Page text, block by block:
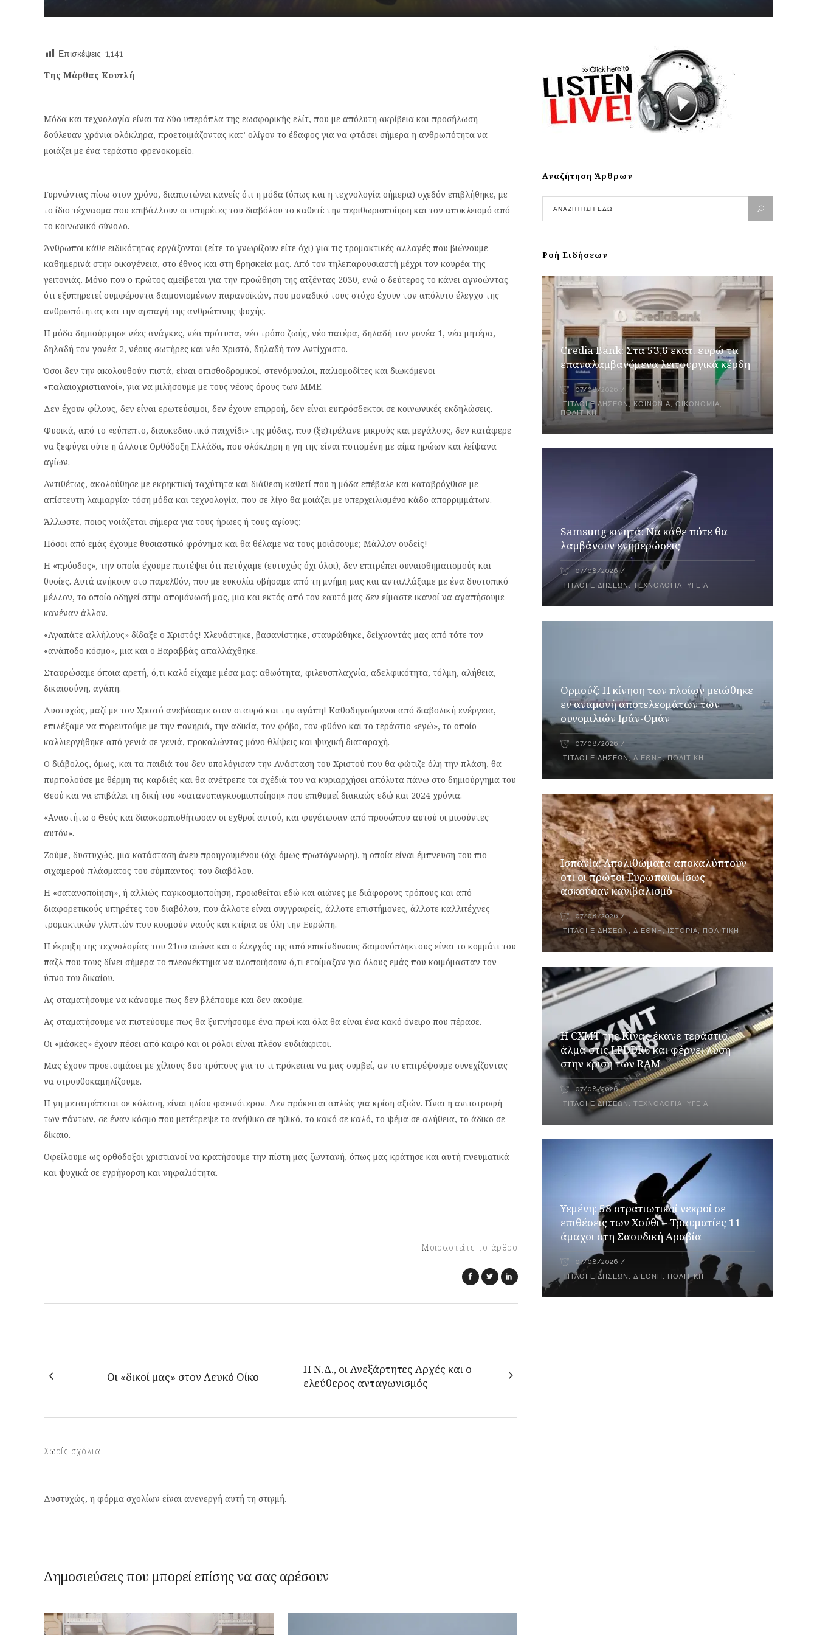
Επισκέψεις: 1,141
Της Μάρθας Κουτλή
Μόδα και τεχνολογία είναι τα δύο υπερόπλα της εωσφορικής ελίτ, που με απόλυτη ακρίβεια και προσήλωση
δούλευαν χρόνια ολόκληρα, προετοιμάζοντας κατ’ ολίγον το έδαφος για να φτάσει σήμερα η ανθρωπότητα να
μοιάζει με ένα τεράστιο φρενοκομείο.
Γυρνώντας πίσω στον χρόνο, διαπιστώνει κανείς ότι η μόδα (όπως και η τεχνολογία σήμερα) σχεδόν επιβλήθηκε, με
το ίδιο τέχνασμα που επιβάλλουν οι υπηρέτες του διαβόλου το καθετί: την περιθωριοποίηση και τον αποκλεισμό από
το κοινωνικό σύνολο.
Άνθρωποι κάθε ειδικότητας εργάζονται (είτε το γνωρίζουν είτε όχι) για τις τρομακτικές αλλαγές που βιώνουμε
καθημερινά στην οικογένεια, στο έθνος και στη θρησκεία μας. Από τον τηλεπαρουσιαστή μέχρι τον κουρέα της
γειτονιάς. Μόνο που ο πρώτος αμείβεται για την προώθηση της ατζέντας 2030, ενώ ο δεύτερος το κάνει αγνοώντας
ότι εξυπηρετεί συμφέροντα δαιμονισμένων παρανοϊκών, που μοναδικό τους στόχο έχουν τον απόλυτο έλεγχο της
ανθρωπότητας και την αρπαγή της ανθρώπινης ψυχής.
Η μόδα δημιούργησε νέες ανάγκες, νέα πρότυπα, νέο τρόπο ζωής, νέο πατέρα, δηλαδή τον γονέα 1, νέα μητέρα,
δηλαδή τον γονέα 2, νέους σωτήρες και νέο Χριστό, δηλαδή τον Αντίχριστο.
Όσοι δεν την ακολουθούν πιστά, είναι οπισθοδρομικοί, στενόμυαλοι, παλιομοδίτες και διωκόμενοι
«παλαιοχριστιανοί», για να μιλήσουμε με τους νέους όρους των ΜΜΕ.
Δεν έχουν φίλους, δεν είναι ερωτεύσιμοι, δεν έχουν επιρροή, δεν είναι ευπρόσδεκτοι σε κοινωνικές εκδηλώσεις.
Φυσικά, από το «εύπεπτο, διασκεδαστικό παιχνίδι» της μόδας, που (ξε)τρέλανε μικρούς και μεγάλους, δεν κατάφερε
να ξεφύγει ούτε η άλλοτε Ορθόδοξη Ελλάδα, που ολόκληρη η γη της είναι ποτισμένη με αίμα ηρώων και λείψανα
αγίων.
Αντιθέτως, ακολούθησε με εκρηκτική ταχύτητα και διάθεση καθετί που η μόδα επέβαλε και καταβρόχθισε με
απίστευτη λαιμαργία· τόση μόδα και τεχνολογία, που σε λίγο θα μοιάζει με υπερχειλισμένο κάδο απορριμμάτων.
Άλλωστε, ποιος νοιάζεται σήμερα για τους ήρωες ή τους αγίους;
Πόσοι από εμάς έχουμε θυσιαστικό φρόνημα και θα θέλαμε να τους μοιάσουμε; Μάλλον ουδείς!
Η «πρόοδος», την οποία έχουμε πιστέψει ότι πετύχαμε (ευτυχώς όχι όλοι), δεν επιτρέπει συναισθηματισμούς και
θυσίες. Αυτά ανήκουν στο παρελθόν, που με ευκολία σβήσαμε από τη μνήμη μας και ανταλλάξαμε με ένα δυστοπικό
μέλλον, το οποίο οδηγεί στην απομόνωσή μας, μια και εκτός από τον εαυτό μας δεν είμαστε ικανοί να αγαπήσουμε
κανέναν άλλον.
«Αγαπάτε αλλήλους» δίδαξε ο Χριστός! Χλευάστηκε, βασανίστηκε, σταυρώθηκε, δείχνοντάς μας από τότε τον
«ανάποδο κόσμο», μια και ο Βαραββάς απαλλάχθηκε.
Σταυρώσαμε όποια αρετή, ό,τι καλό είχαμε μέσα μας: αθωότητα, φιλευσπλαχνία, αδελφικότητα, τόλμη, αλήθεια,
δικαιοσύνη, αγάπη.
Δυστυχώς, μαζί με τον Χριστό ανεβάσαμε στον σταυρό και την αγάπη! Καθοδηγούμενοι από διαβολική ενέργεια,
επιλέξαμε να πορευτούμε με την πονηριά, την αδικία, τον φόβο, τον φθόνο και το τεράστιο «εγώ», το οποίο
καλλιεργήθηκε από γενιά σε γενιά, προκαλώντας μόνο θλίψεις και ψυχική διαταραχή.
Ο διάβολος, όμως, και τα παιδιά του δεν υπολόγισαν την Ανάσταση του Χριστού που θα φώτιζε όλη την πλάση, θα
πυρπολούσε με θέρμη τις καρδιές και θα ανέτρεπε τα σχέδιά του να κυριαρχήσει απόλυτα πάνω στο δημιούργημα του
Θεού και να επιβάλει τη δική του «σατανοπαγκοσμιοποίηση» που επιθυμεί διακαώς εδώ και 2024 χρόνια.
«Αναστήτω ο Θεός και διασκορπισθήτωσαν οι εχθροί αυτού, και φυγέτωσαν από προσώπου αυτού οι μισούντες
αυτόν».
Ζούμε, δυστυχώς, μια κατάσταση άνευ προηγουμένου (όχι όμως πρωτόγνωρη), η οποία είναι έμπνευση του πιο
σιχαμερού πλάσματος του σύμπαντος: του διαβόλου.
Η «σατανοποίηση», ή αλλιώς παγκοσμιοποίηση, προωθείται εδώ και αιώνες με διάφορους τρόπους και από
διαφορετικούς υπηρέτες του διαβόλου, που άλλοτε είναι συγγραφείς, άλλοτε επιστήμονες, άλλοτε καλλιτέχνες
τρομακτικών γλυπτών που κοσμούν ναούς και κτίρια σε όλη την Ευρώπη.
Η έκρηξη της τεχνολογίας του 21ου αιώνα και ο έλεγχός της από επικίνδυνους δαιμονόπληκτους είναι το κομμάτι του
παζλ που τους δίνει σήμερα το πλεονέκτημα να υλοποιήσουν ό,τι ετοίμαζαν για όλους εμάς που κοιμόμασταν τον
ύπνο του δικαίου.
Ας σταματήσουμε να κάνουμε πως δεν βλέπουμε και δεν ακούμε.
Ας σταματήσουμε να πιστεύουμε πως θα ξυπνήσουμε ένα πρωί και όλα θα είναι ένα κακό όνειρο που πέρασε.
Οι «μάσκες» έχουν πέσει από καιρό και οι ρόλοι είναι πλέον ευδιάκριτοι.
Μας έχουν προετοιμάσει με χίλιους δυο τρόπους για το τι πρόκειται να μας συμβεί, αν το επιτρέψουμε συνεχίζοντας
να στρουθοκαμηλίζουμε.
Η γη μετατρέπεται σε κόλαση, είναι ηλίου φαεινότερον. Δεν πρόκειται απλώς για κρίση αξιών. Είναι η αντιστροφή
των πάντων, σε έναν κόσμο που μετέτρεψε το ανήθικο σε ηθικό, το κακό σε καλό, το ψέμα σε αλήθεια, το άδικο σε
δίκαιο.
Οφείλουμε ως ορθόδοξοι χριστιανοί να κρατήσουμε την πίστη μας ζωντανή, όπως μας κράτησε και αυτή πνευματικά
και ψυχικά σε εγρήγορση και νηφαλιότητα.
Μοιραστείτε το άρθρο
Οι «δικοί μας» στον Λευκό Οίκο
Η Ν.Δ., οι Ανεξάρτητες Αρχές και ο
ελεύθερος ανταγωνισμός
Χωρίς σχόλια
Δυστυχώς, η φόρμα σχολίων είναι ανενεργή αυτή τη στιγμή.
Δημοσιεύσεις που μπορεί επίσης να σας αρέσουν
Αναζήτηση Άρθρων
Ροή Ειδήσεων
Credia Bank: Στα 53,6 εκατ. ευρώ τα
επαναλαμβανόμενα λειτουργικά κέρδη
07/08/2026
ΤΊΤΛΟΙ ΕΙΔΉΣΕΩΝ , ΚΟΙΝΩΝΊΑ,ΟΙΚΟΝΟΜΊΑ,
ΠΟΛΙΤΙΚΉ
Samsung κινητά: Να κάθε πότε θα
λαμβάνουν ενημερώσεις
07/08/2026
ΤΊΤΛΟΙ ΕΙΔΉΣΕΩΝ,ΤΕΧΝΟΛΟΓΊΑ,ΥΓΕΊΑ
Ορμούζ: Η κίνηση των πλοίων μειώθηκε
εν αναμονή αποτελεσμάτων των
συνομιλιών Ιράν-Ομάν
07/08/2026
ΤΊΤΛΟΙ ΕΙΔΉΣΕΩΝ,ΔΙΕΘΝΉ,ΠΟΛΙΤΙΚΉ
Ισπανία: Απολιθώματα αποκαλύπτουν
ότι οι πρώτοι Ευρωπαίοι ίσως
ασκούσαν κανιβαλισμό
07/08/2026
ΤΊΤΛΟΙ ΕΙΔΉΣΕΩΝ ,ΔΙΕΘΝΉ,ΙΣΤΟΡΊΑ, ΠΟΛΙΤΙΚΉ
Η CXMT της Κίνας έκανε τεράστιο
άλμα στις LPDDR6 και φέρνει λύση
στην κρίση των RAM
07/08/2026
ΤΊΤΛΟΙ ΕΙΔΉΣΕΩΝ ,ΤΕΧΝΟΛΟΓΊΑ,ΥΓΕΊΑ
Υεμένη: 58 στρατιωτικοί νεκροί σε
επιθέσεις των Χούθι – Τραυματίες 11
άμαχοι στη Σαουδική Αραβία
07/08/2026
ΤΊΤΛΟΙ ΕΙΔΉΣΕΩΝ ,ΔΙΕΘΝΉ , ΠΟΛΙΤΙΚΉ